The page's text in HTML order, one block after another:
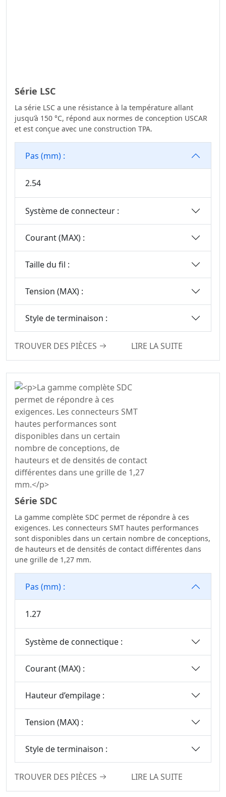
Série LSC
La série LSC a une résistance à la température allant
jusqu’à 150 °C, répond aux normes de conception USCAR
et est conçue avec une construction TPA.
Pas (mm) :
2.54
Système de connecteur :
Courant (MAX) :
Taille du fil :
Tension (MAX) :
Style de terminaison :
TROUVER DES PIÈCES LIRE LA SUITE
Série SDC
La gamme complète SDC permet de répondre à ces
exigences. Les connecteurs SMT hautes performances
sont disponibles dans un certain nombre de conceptions,
de hauteurs et de densités de contact différentes dans
une grille de 1,27 mm.
Pas (mm) :
1.27
Système de connectique :
Courant (MAX) :
Hauteur d’empilage :
Tension (MAX) :
Style de terminaison :
TROUVER DES PIÈCES LIRE LA SUITE